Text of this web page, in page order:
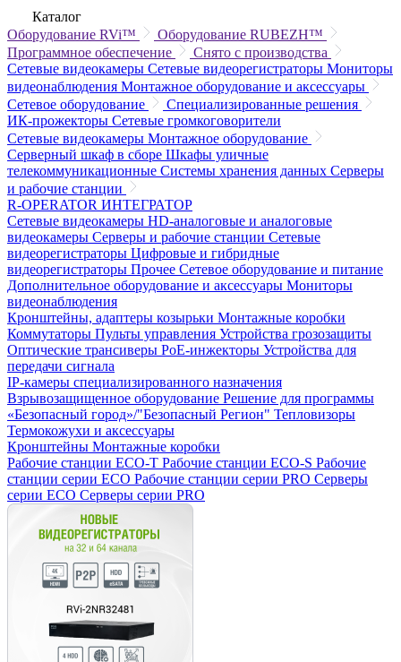
Каталог
Оборудование RVi™
Оборудование RUBEZH™
Программное обеспечение
Снято с производства
Сетевые видеокамеры Сетевые видеорегистраторы Мониторы
видеонаблюдения Монтажное оборудование и аксессуары
Сетевое оборудование
Специализированные решения
ИК-прожекторы Сетевые громкоговорители
Сетевые видеокамеры Монтажное оборудование
Серверный шкаф в сборе Шкафы уличные
телекоммуникационные Системы хранения данных Серверы
и рабочие станции
R-OPERATOR ИНТЕГРАТОР
Сетевые видеокамеры HD-аналоговые и аналоговые
видеокамеры Серверы и рабочие станции Сетевые
видеорегистраторы Цифровые и гибридные
видеорегистраторы Прочее Сетевое оборудование и питание
Дополнительное оборудование и аксессуары Мониторы
видеонаблюдения
Кронштейны, адаптеры козырьки Монтажные коробки
Коммутаторы Пульты управления Устройства грозозащиты
Оптические трансиверы PoE-инжекторы Устройства для
передачи сигнала
IP-камеры специализированного назначения
Взрывозащищенное оборудование Решение для программы
«Безопасный город»/"Безопасный Регион" Тепловизоры
Термокожухи и аксессуары
Кронштейны Монтажные коробки
Рабочие станции ECO-T Рабочие станции ECO-S Рабочие
станции серии ECO Рабочие станции серии PRO Серверы
серии ECO Серверы серии PRO